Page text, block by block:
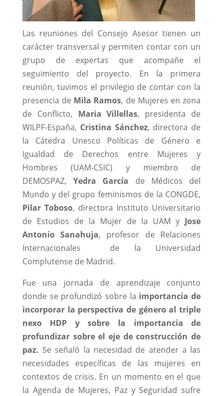
Las reuniones del Consejo Asesor tienen un
carácter transversal y permiten contar con un
grupo de expertas que acompañe el
seguimiento del proyecto. En la primera
reunión, tuvimos el privilegio de contar con la
presencia de Mila Ramos, de Mujeres en zona
de Conflicto, Maria Villellas, presidenta de
WILPF-España, Cristina Sánchez, directora de
la Cátedra Unesco Políticas de Género e
Igualdad de Derechos entre Mujeres y
Hombres (UAM-CSIC) y miembro de
DEMOSPAZ,Yedra García de Médicos del
Mundo y del grupo feminismos de la CONGDE,
Pilar Toboso, directora Instituto Universitario
de Estudios de la Mujer de la UAM y Jose
Antonio Sanahuja, profesor de Relaciones
Internacionales de la Universidad
Complutense de Madrid.
Fue una jornada de aprendizaje conjunto
donde se profundizó sobre la importancia de
incorporar la perspectiva de género al triple
nexo HDP y sobre la importancia de
profundizar sobre el eje de construcción de
paz. Se señaló la necesidad de atender a las
necesidades específicas de las mujeres en
contextos de crisis. En un momento en el que
la Agenda de Mujeres, Paz y Seguridad sufre